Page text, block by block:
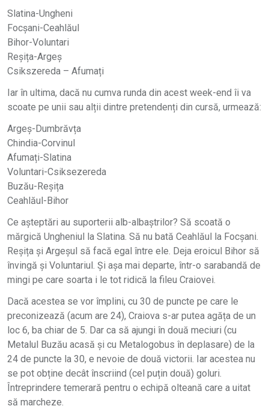
Slatina-Ungheni
Focșani-Ceahlăul
Bihor-Voluntari
Reșița-Argeș
Csikszereda – Afumați
Iar în ultima, dacă nu cumva runda din acest week-end îi va
scoate pe unii sau alții dintre pretendenți din cursă, urmează:
Argeș-Dumbrăvța
Chindia-Corvinul
Afumați-Slatina
Voluntari-Csiksezereda
Buzău-Reșița
Ceahlăul-Bihor
Ce așteptări au suporterii alb-albaștrilor? Să scoată o
mărgică Ungheniul la Slatina. Să nu bată Ceahlăul la Focșani.
Reșița și Argeșul să facă egal între ele. Deja eroicul Bihor să
învingă și Voluntariul. Și așa mai departe, într-o sarabandă de
mingi pe care soarta i le tot ridică la fileu Craiovei.
Dacă acestea se vor împlini, cu 30 de puncte pe care le
preconizează (acum are 24), Craiova s-ar putea agăța de un
loc 6, ba chiar de 5. Dar ca să ajungi în două meciuri (cu
Metalul Buzău acasă și cu Metalogobus în deplasare) de la
24 de puncte la 30, e nevoie de două victorii. Iar acestea nu
se pot obține decât înscriind (cel puțin două) goluri.
Întreprindere temerară pentru o echipă olteană care a uitat
să marcheze.